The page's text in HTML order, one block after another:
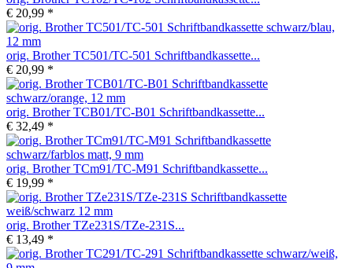
€ 20,99 *
orig. Brother TC501/TC-501 Schriftbandkassette...
€ 20,99 *
orig. Brother TCB01/TC-B01 Schriftbandkassette...
€ 32,49 *
orig. Brother TCm91/TC-M91 Schriftbandkassette...
€ 19,99 *
orig. Brother TZe231S/TZe-231S...
€ 13,49 *